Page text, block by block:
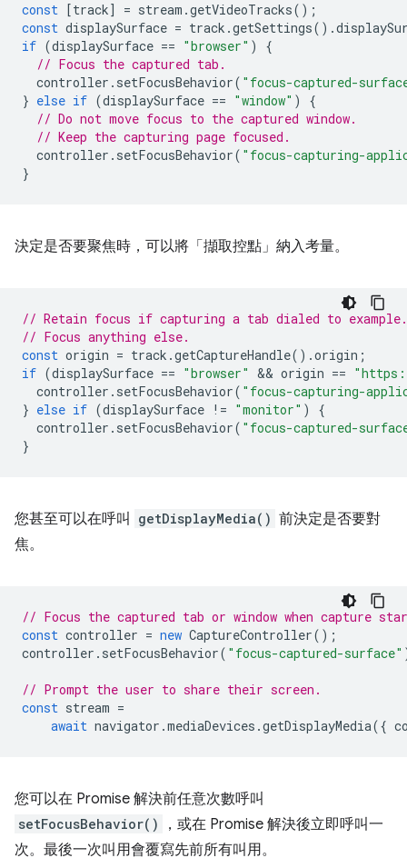
const [track] = stream .getVideoTracks();
const displaySurface = track .getSettings().
if (displaySurface == "browser" )
{
// Focus the captured tab.
controller . setFocusBehavior( "focus-captured-
} else if (displaySurface == "window" )
{
// Do not move focus to the captured window.
// Keep the capturing page focused.
controller . setFocusBehavior( "focus-capturing-
}
決定是否要聚焦時，可以將「擷取控點」 納入考量。
// Retain focus if capturing a tab dialed to
// Focus anything else.
const origin = track .getCaptureHandle().origin ;
if (displaySurface == "browser" && origin ==
controller . setFocusBehavior( "focus-capturing-
} else if (displaySurface != "monitor" )
{
controller . setFocusBehavior( "focus-captured-
}
您甚至可以在呼叫 getDisplayMedia() 前決定是否要對
焦。
// Focus the captured tab or window when capture
const controller = new CaptureController();
controller . setFocusBehavior( "focus-captured-surface"
// Prompt the user to share their screen.
const stream =
await navigator .mediaDevices .getDisplayMedia({
您可以在 Promise 解決前任意次數呼叫
setFocusBehavior()
，或在 Promise 解決後立即呼叫一
次。最後一次叫用會覆寫先前所有叫用。